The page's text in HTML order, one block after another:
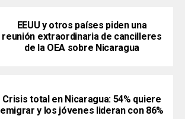
EEUU y otros países piden una
reunión extraordinaria de cancilleres
de la OEA sobre Nicaragua
Crisis total en Nicaragua: 54% quiere
emigrar y los jóvenes lideran con 86%